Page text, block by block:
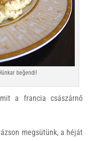
beğendi!
a francia császárnő
megsütünk, a héját